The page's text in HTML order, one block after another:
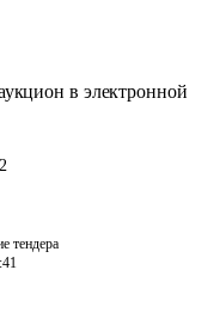
в электронной
тендера